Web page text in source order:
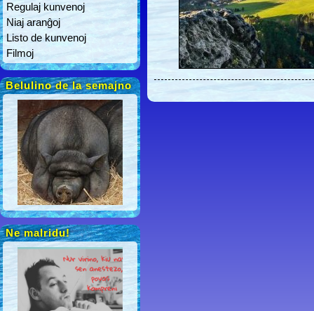
Regulaj kunvenoj
Niaj aranĝoj
Listo de kunvenoj
Filmoj
Belulino de la semajno
Ne malridu!